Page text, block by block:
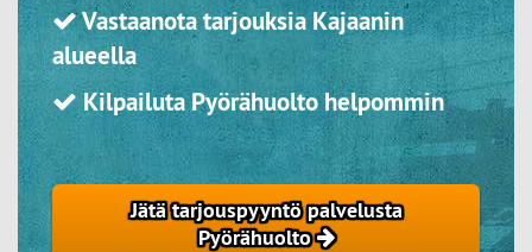
Vastaanota tarjouksia Kajaanin
alueella
Kilpailuta Pyörähuolto helpommin
Jätä tarjouspyyntö palvelusta
Pyörähuolto